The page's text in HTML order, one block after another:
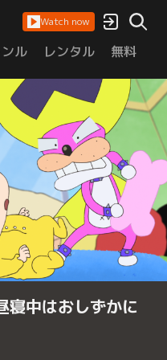
Watch now
ル レンタル 無料
寝中はおしずかに